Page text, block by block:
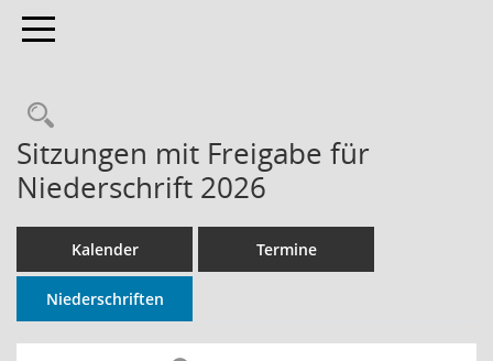
Toggle navigation
Rechercheauswahl
Sitzungen mit Freigabe für
Niederschrift 2026
Kalender Termine
Niederschriften